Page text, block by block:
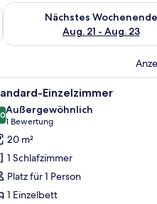
Aug. 14 - Aug.
Nächstes Wochenende
Aug. 21 - Aug. 23
Überprüfe die Verfügbarkeit
Wand montierten Lichtschalter.
Schreibtisch und Spiegel. Ein
4 Einzelzimmer
von 10
Außergewöhnlich
1 Bewertung
(1
Bewertung)
20 m²
1 Schlafzimmer
Platz für 1 Person
1 Einzelbett